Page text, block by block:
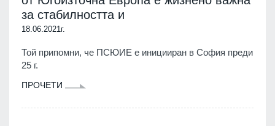
за стабилността и
18.06.2021г.
Той припомни, че ПСЮИЕ е иницииран в София преди
25 г.
ПРОЧЕТИ